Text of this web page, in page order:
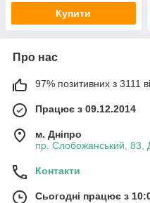
Купити
Про нас
97% позитивних з 3111
Працює з 09.12.2014
м. Дніпро
пр. Слобожанський, 83,
Контакти
Сьогодні працює з